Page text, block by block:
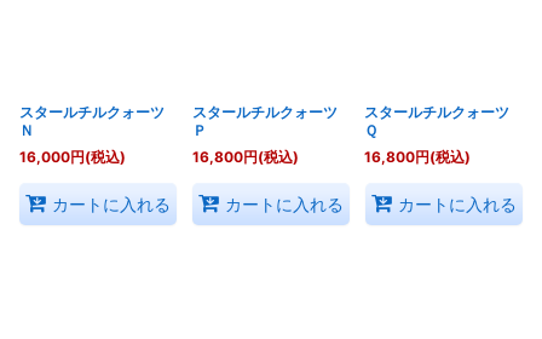
スタールチルクォーツ
Ｎ
16,000円(税込)
カートに入れる
スタールチルクォーツ
Ｐ
16,800円(税込)
カートに入れる
スタールチルクォーツ
Ｑ
16,800円(税込)
カートに入れる